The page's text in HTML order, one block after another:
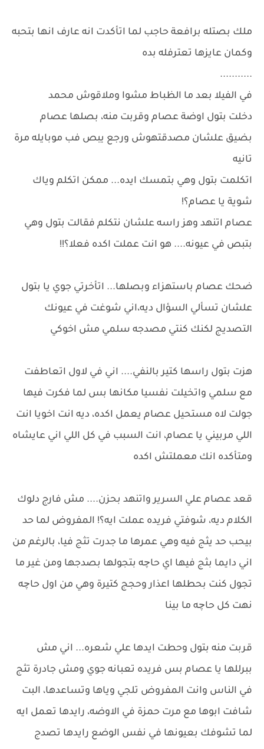
ملك بصتله برافعة حاجب لما اتأكدت انه عارف انها بتحبه
وكمان عايزها تعترفله بده
...........
في الفيلا بعد ما الظباط مشوا وملاقوش محمد
دخلت بتول اوضة عصام وقربت منه، بصلها عصام
بضيق علشان مصدقتهوش ورجع يبص فب موبايله مرة
تانيه
اتكلمت بتول وهي بتمسك ايده... ممكن اتكلم وياك
شوية يا عصام؟!
عصام اتنهد وهز راسه علشان نتكلم فقالت بتول وهي
بتبص في عيونه.... هو انت عملت اكده فعلا؟!!
ضحك عصام باستهزاء وبصلها... اتأخرتي جوي يا بتول
علشان تسألي السؤال ديه،اني شوغت في عيونك
التصديج لكنك كنتي مصدجه سلمي مش اخوكي
هزت بتول راسها كتير بالنفي.... اني في لاول اتعاطفت
مع سلمي واتخيلت نفسيا مكانها بس لما فكرت فيها
جولت لاه مستحيل عصام يعمل اكده، ديه انت اخويا انت
اللي مربيني يا عصام، انت السبب في كل اللي اني عايشاه
ومتأكده انك معملتش اكده
قعد عصام علي السرير واتنهد بحزن.... مش فارج دلوك
الكلام ديه، شوفتي فريده عملت ايه؟! المفروض لما حد
بيحب حد يثج فيه وهي عمرها ما جدرت تثج فيا، بالرغم من
اني دايما بثج فيها اي حاچه بتجولها بصدجها ومن غير ما
تجول كنت بحطلها اعذار وحجج كتيرة وهي من اول حاچه
نهت كل حاچه ما بينا
قربت منه بتول وحطت ايدها علي شعره... اني مش
ببرللها يا عصام بس فريده تعبانه جوي ومش جادرة تثج
في الناس وانت المفروض تلجي وياها وتساعدها، البت
شافت ابوها مع مرت حمزة في الاوضه، رايدها تعمل ايه
لما تشوفك بعيونها في نفس الوضع رايدها تصدج